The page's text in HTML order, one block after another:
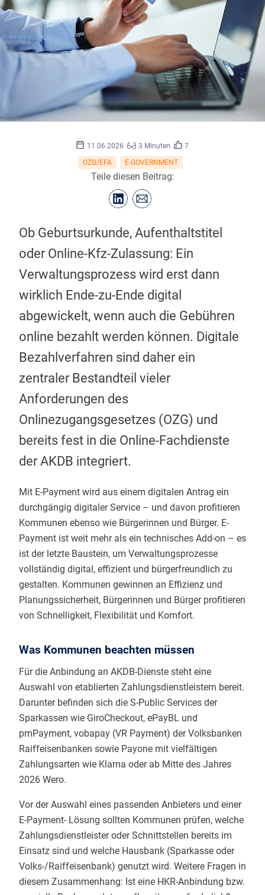
11.06.2026 3 Minuten
7
OZG/EFA
E-GOVERNMENT
Teile diesen Beitrag:
Ob Geburtsurkunde, Aufenthaltstitel
oder Online-Kfz-Zulassung: Ein
Verwaltungsprozess wird erst dann
wirklich Ende-zu-Ende digital
abgewickelt, wenn auch die Gebühren
online bezahlt werden können. Digitale
Bezahlverfahren sind daher ein
zentraler Bestandteil vieler
Anforderungen des
Onlinezugangsgesetzes (OZG) und
bereits fest in die Online-Fachdienste
der AKDB integriert.
Mit E-Payment wird aus einem digitalen Antrag ein
durchgängig digitaler Service – und davon profitieren
Kommunen ebenso wie Bürgerinnen und Bürger. E-
Payment ist weit mehr als ein technisches Add-on – es
ist der letzte Baustein, um Verwaltungsprozesse
vollständig digital, effizient und bürgerfreundlich zu
gestalten. Kommunen gewinnen an Effizienz und
Planungssicherheit, Bürgerinnen und Bürger profitieren
von Schnelligkeit, Flexibilität und Komfort.
Was Kommunen beachten müssen
Für die Anbindung an AKDB-Dienste steht eine
Auswahl von etablierten Zahlungsdienstleistern bereit.
Darunter befinden sich die S-Public Services der
Sparkassen wie GiroCheckout, ePayBL und
pmPayment, vobapay (VR Payment) der Volksbanken
Raiffeisenbanken sowie Payone mit vielfältigen
Zahlungsarten wie Klarna oder ab Mitte des Jahres
2026 Wero.
Vor der Auswahl eines passenden Anbieters und einer
E-Payment- Lösung sollten Kommunen prüfen, welche
Zahlungsdienstleister oder Schnittstellen bereits im
Einsatz sind und welche Hausbank (Sparkasse oder
Volks-/Raiffeisenbank) genutzt wird. Weitere Fragen in
diesem Zusammenhang: Ist eine HKR-Anbindung bzw.